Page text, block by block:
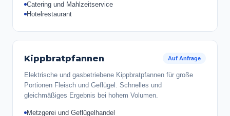
Catering und Mahlzeitservice
Hotelrestaurant
Kippbratpfannen Auf Anfrage
Elektrische und gasbetriebene Kippbratpfannen für große
Portionen Fleisch und Geflügel. Schnelles und
gleichmäßiges Ergebnis bei hohem Volumen.
Metzgerei und Geflügelhandel